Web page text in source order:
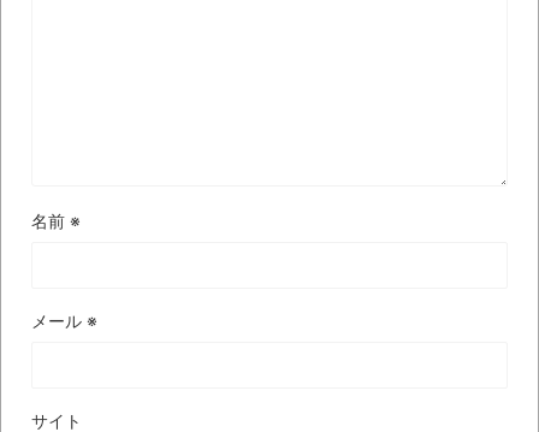
名前 ※
メール ※
サイト